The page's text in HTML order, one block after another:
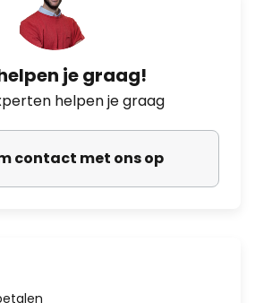
je graag!
helpen je graag
contact met ons op